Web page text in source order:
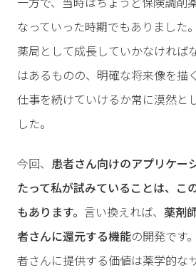
なっていった時期でもありました
薬局として成長していかなければ
はあるものの、明確な将来像を描
仕事を続けていけるか常に漠然と
した。
今回、 患者さん向けのアプリケー
たって私が試みていることは、こ
もあります。 言い換えれば、 薬剤
者さんに還元する機能の開発です
者さんに提供する価値は薬学的な